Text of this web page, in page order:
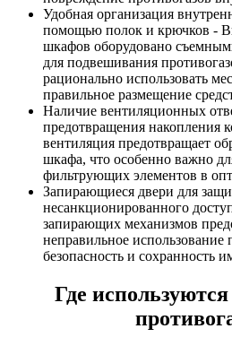
Удобная организация
помощью полок и крючков -
шкафов оборудовано
для подвешивания
рационально использовать
правильное размещение
Наличие вентиляционных
предотвращения накопления
вентиляция предотвращает
шкафа, что особенно важно
фильтрующих элементов в
Запирающиеся двери для
несанкционированного
запирающих механизмов
неправильное использование
безопасность и сохранность
Где